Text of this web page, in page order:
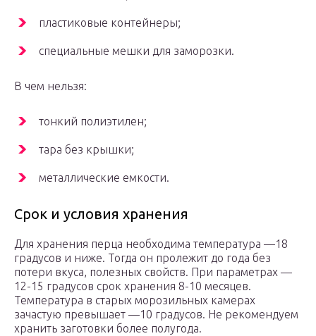
пластиковые контейнеры;
специальные мешки для заморозки.
В чем нельзя:
тонкий полиэтилен;
тара без крышки;
металлические емкости.
Срок и условия хранения
Для хранения перца необходима температура —18
градусов и ниже. Тогда он пролежит до года без
потери вкуса, полезных свойств. При параметрах —
12-15 градусов срок хранения 8-10 месяцев.
Температура в старых морозильных камерах
зачастую превышает —10 градусов. Не рекомендуем
хранить заготовки более полугода.